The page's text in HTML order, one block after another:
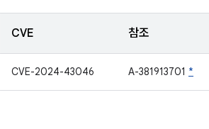
CVE 참조
CVE-2024-43046 A-381913701 *